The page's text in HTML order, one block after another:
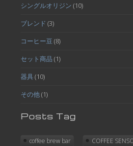
シングルオリジン (10)
ブレンド (3)
コーヒー豆 (8)
セット商品 (1)
器具(10)
その他(1)
Posts Tag
coffee brew bar COFFEE